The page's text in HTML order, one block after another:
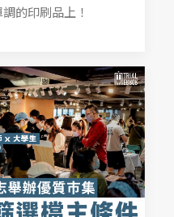
的印刷品上！